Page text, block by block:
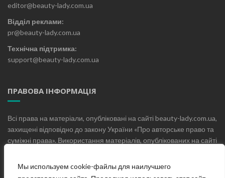
Мы используем cookie-файлы для наилучшего
editor@beauty-lady.com.ua
Відділ реклами:
pr@beauty-lady.com.ua
Технічна підтримка:
support@beauty-lady.com.ua
ПРАВОВА ІНФОРМАЦІЯ
Всі права на матеріали, опубліковані на сайті beauty-lady.com.ua,
захищені відповідно до закону України «Про авторське право та
суміжні права». Використання матеріалів, опублікованих на сайті
допускається.